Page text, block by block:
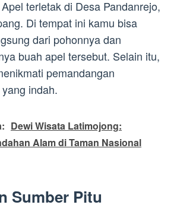
terletak di Desa Pandanrejo,
Di tempat ini kamu bisa
dari pohonnya dan
buah apel tersebut. Selain itu,
pemandangan
indah.
Dewi Wisata Latimojong:
Alam di Taman Nasional
Sumber Pitu